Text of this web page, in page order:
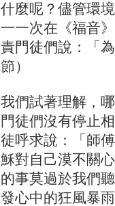
什麼呢？儘管環
一一次在《福音
責門徒們說：「
節）
我們試著理解，
門徒們沒有停止
徒呼求說：「師
穌對自己漠不關
的事莫過於我們
發心中的狂風暴